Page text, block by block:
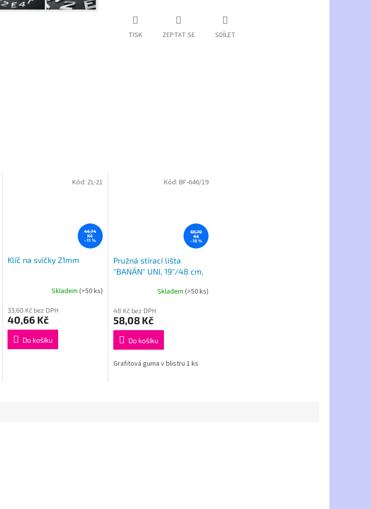
TISK ZEPTAT SE SDÍLET
45,74
Kč
–11 %
Klíč na svíčky 21mm
Skladem (>50 ks)
33,60 Kč bez DPH
40,66 Kč
Do košíku
Kód: ZL-21
69,70
Kč
–16 %
Pružná stírací lišta
"BANÁN" UNI, 19"/48 cm,
Skladem(>50 ks)
48 Kč bez DPH
58,08 Kč
Do košíku
Grafitová guma v blistru 1 ks
Kód:BF-646/19